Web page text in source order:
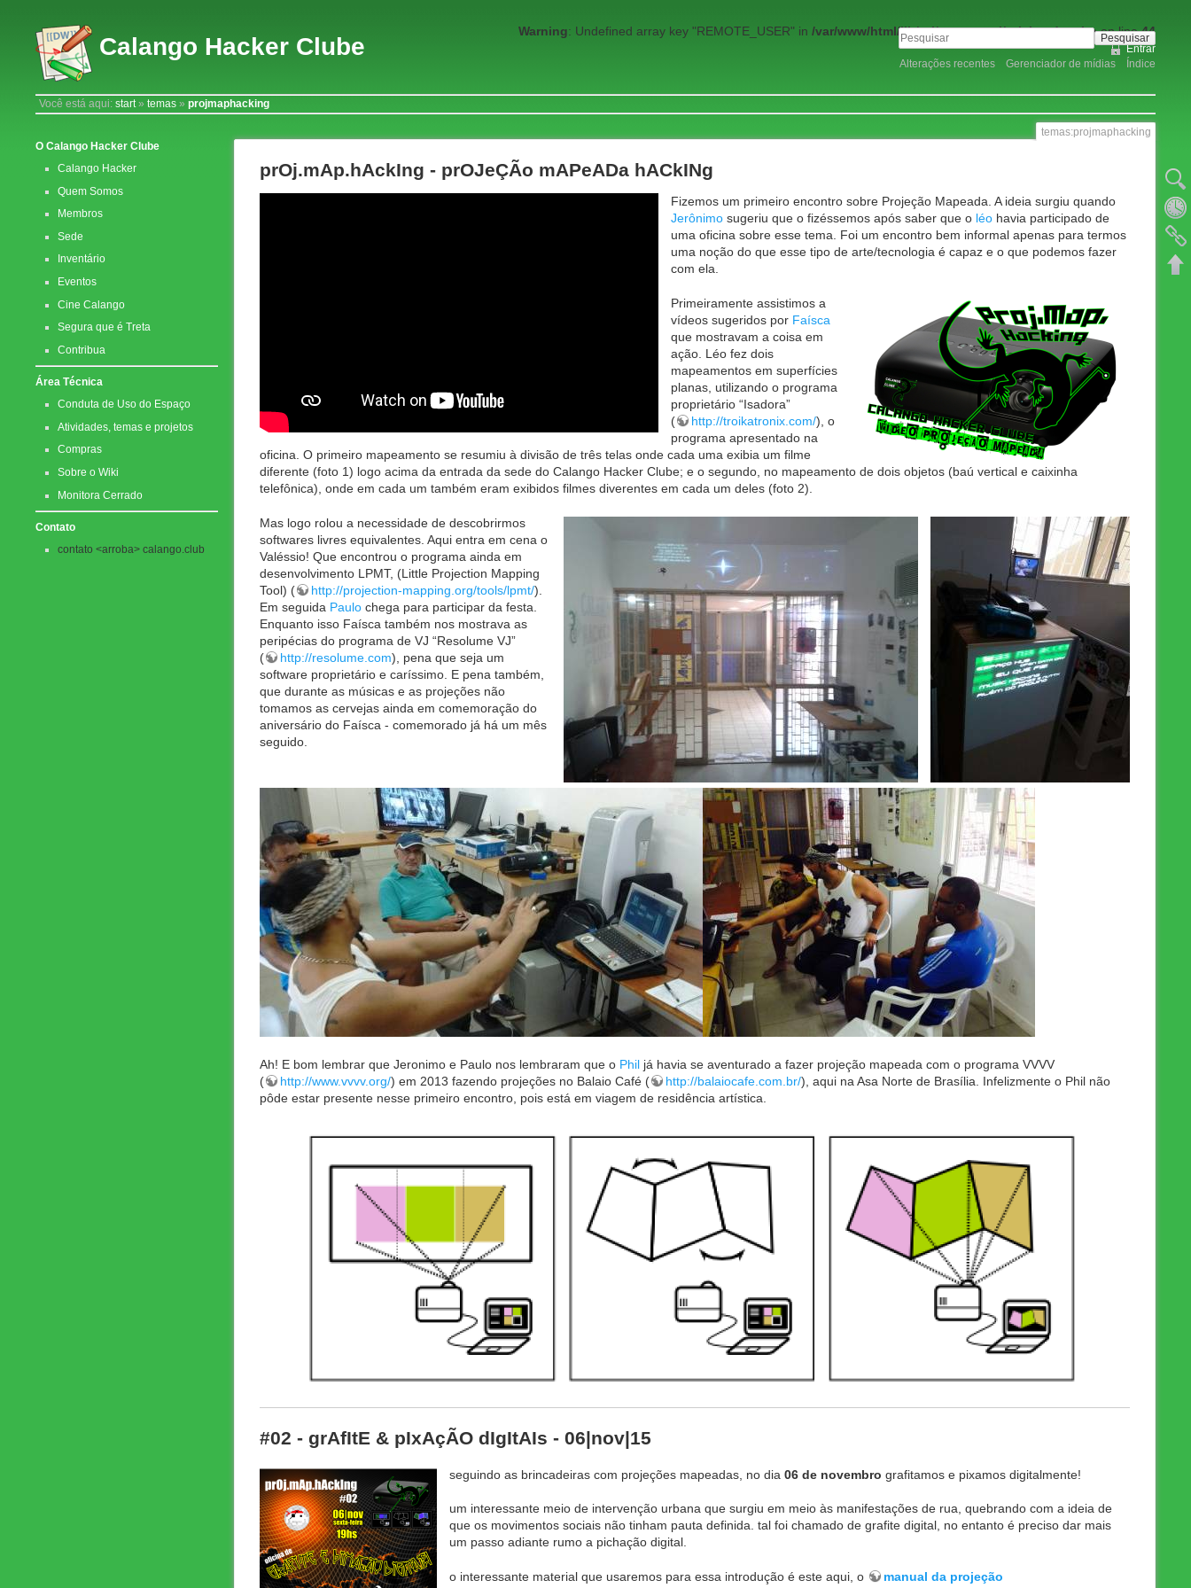
Calango Hacker Clube
Warning: Undefined array key "REMOTE_USER" in /var/www/html/lib/tpl/greensteel/tpl_header.phpon line44
Entrar
Pesquisar
Alterações recentes Gerenciador de mídias Índice
Você está aqui:start»temas »projmaphacking
O Calango Hacker Clube
Calango Hacker
Quem Somos
Membros
Sede
Inventário
Eventos
Cine Calango
Segura que é Treta
Contribua
Área Técnica
Conduta de Uso do Espaço
Atividades, temas e projetos
Compras
Sobre o Wiki
Monitora Cerrado
Contato
contato <arroba> calango.club
temas:projmaphacking
prOj.mAp.hAckIng - prOJeÇÃo mAPeADa hACkINg
Fizemos um primeiro encontro sobre Projeção Mapeada. A ideia surgiu quando
Jerônimo sugeriu que o fizéssemos após saber que o léo havia participado de
uma oficina sobre esse tema. Foi um encontro bem informal apenas para termos
uma noção do que esse tipo de arte/tecnologia é capaz e o que podemos fazer
com ela.
Primeiramente assistimos a
vídeos sugeridos por Faísca
que mostravam a coisa em
ação. Léo fez dois
mapeamentos em superfícies
planas, utilizando o programa
proprietário “Isadora”
(
http://troikatronix.com/), o
programa apresentado na
oficina. O primeiro mapeamento se resumiu à divisão de três telas onde cada uma exibia um filme
diferente (foto 1) logo acima da entrada da sede do Calango Hacker Clube; e o segundo, no mapeamento de dois objetos (baú vertical e caixinha
telefônica), onde em cada um também eram exibidos filmes diverentes em cada um deles (foto 2).
Mas logo rolou a necessidade de descobrirmos
softwares livres equivalentes. Aqui entra em cena o
Valéssio! Que encontrou o programa ainda em
desenvolvimento LPMT, (Little Projection Mapping
Tool) (
http://projection-mapping.org/tools/lpmt/).
Em seguida Paulo chega para participar da festa.
Enquanto isso Faísca também nos mostrava as
peripécias do programa de VJ “Resolume VJ”
(
http://resolume.com), pena que seja um
software proprietário e caríssimo. E pena também,
que durante as músicas e as projeções não
tomamos as cervejas ainda em comemoração do
aniversário do Faísca - comemorado já há um mês
seguido.
Ah! E bom lembrar que Jeronimo e Paulo nos lembraram que o Phil já havia se aventurado a fazer projeção mapeada com o programa VVVV
(
http://www.vvvv.org/) em 2013 fazendo projeções no Balaio Café ( http://balaiocafe.com.br/), aqui na Asa Norte de Brasília. Infelizmente o Phil não
pôde estar presente nesse primeiro encontro, pois está em viagem de residência artística.
#02 - grAfItE & pIxAçÃO dIgItAIs - 06|nov|15
seguindo as brincadeiras com projeções mapeadas, no dia 06 de novembro grafitamos e pixamos digitalmente!
um interessante meio de intervenção urbana que surgiu em meio às manifestações de rua, quebrando com a ideia de
que os movimentos sociais não tinham pauta definida. tal foi chamado de grafite digital, no entanto é preciso dar mais
um passo adiante rumo a pichação digital.
o interessante material que usaremos para essa introdução é este aqui, o manual da projeção
Links
Voltar